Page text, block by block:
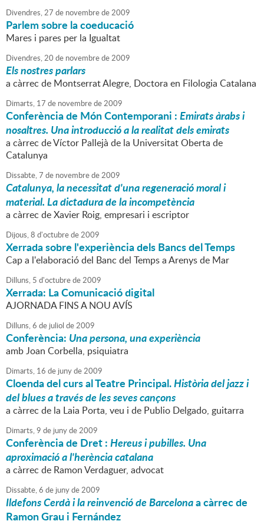
Divendres,27 de novembrede2009
Parlem sobre la coeducació
Mares i pares per la Igualtat
Divendres,20 de novembrede2009
Els nostres parlars
a càrrec de Montserrat Alegre, Doctora en Filologia Catalana
Dimarts, 17 de novembrede2009
Conferència de Món Contemporani :Emirats àrabs i
nosaltres. Una introducció a la realitat dels emirats
a càrrec de Víctor Pallejà de la Universitat Oberta de
Catalunya
Dissabte,7 de novembrede2009
Catalunya, la necessitat d'una regeneració moral i
material. La dictadura de la incompetència
a càrrec de Xavier Roig, empresari i escriptor
Dijous,8 d'octubrede2009
Xerrada sobre l'experiència dels Bancs del Temps
Cap a l'elaboració del Banc del Temps a Arenys de Mar
Dilluns, 5 d'octubrede2009
Xerrada: La Comunicació digital
AJORNADA FINS A NOU AVÍS
Dilluns,6 de juliol de2009
Conferència: Una persona, una experiència
amb Joan Corbella, psiquiatra
Dimarts, 16 de junyde2009
Cloenda del curs al Teatre Principal.Història del jazz i
del blues a través de les seves cançons
a càrrec de la Laia Porta, veu i de Publio Delgado, guitarra
Dimarts,9 de junyde2009
Conferència de Dret :Hereus i pubilles. Una
aproximació a l'herència catalana
a càrrec de Ramon Verdaguer, advocat
Dissabte,6 de junyde2009
Ildefons Cerdà i la reinvenció de Barcelonaa càrrec de
Ramon Grau i Fernández